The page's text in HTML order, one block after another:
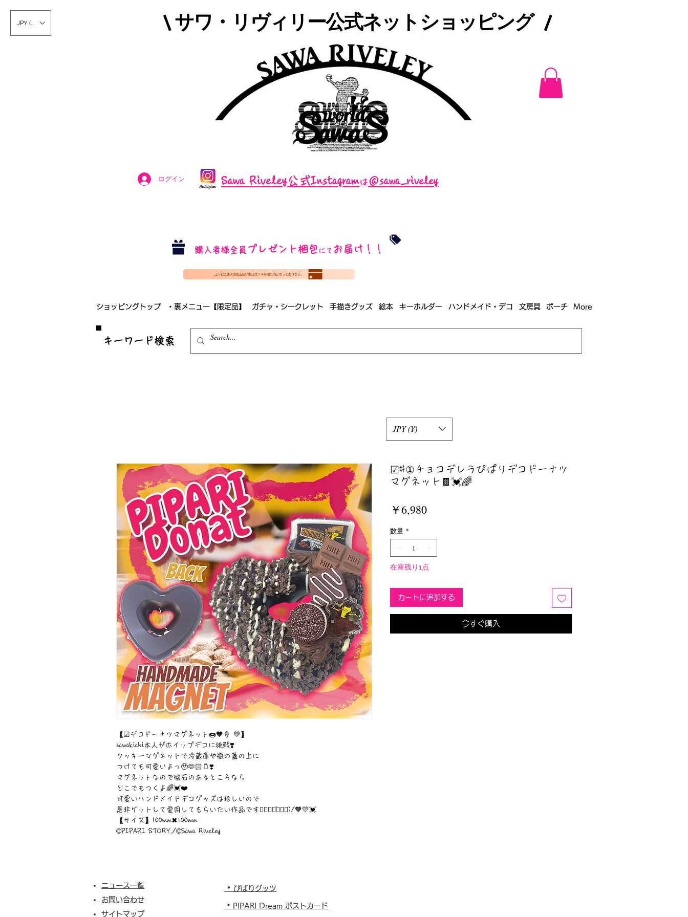
JPY (¥) \ サワ・リヴィリー公式ネットショッピング /​
Sawa Riveley公式Instagramは＠sawa_riveley
ログイン
購入者様全員 プレゼント梱包 にて お届け！！
コンビニ決済のお支払い期日は２４時間以内となっております。
ショッピングトップ ・裏メニュー【限定品】 ガチャ・シークレット 手描きグッズ 絵本 キーホルダー ハンドメイド・デコ 文房具 ポーチ More
​キーワード検索
【☑︎デコドーナツマグネット🍩🧡🍦 💛】
sawakichi本人がホイップデコに挑戦❣️
クッキーマグネットで冷蔵庫や瓶の蓋の上に
つけても可愛いよっ🥹🫶🏻🫙❣️
マグネットなので磁石のあるところなら
どこでもつくよ🌈💓❤️
可愛いハンドメイドデコグッズは珍しいので
是非ゲットして愛用してもらいたい作品です๑⃙⃘◡̈๑⃙⃘)/🧡💛💓
【サイズ】100mm✖︎100mm
©︎PIPARI STORY./©︎Sawa Riveley
☑︎#①チョコデレラぴぱりデコドーナツ
マグネット🍫💓🌈
￥6,980価
数量 *
在庫残り1点
カートに追加する
今すぐ購入
JPY (¥)
ニュース一覧
お問い合わせ
サイトマップ
・ ぴぱりグッツ
・ PIPARI Dream ポストカード